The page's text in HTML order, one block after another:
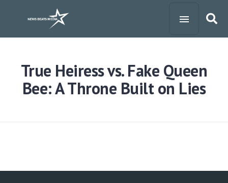
True Heiress vs. Fake Queen
Bee: A Throne Built on Lies